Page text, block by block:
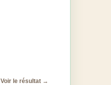
Voir le résultat →